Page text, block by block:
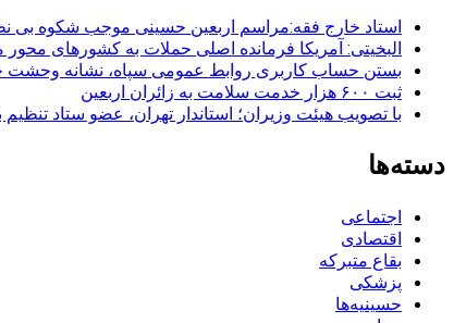
استاد خارج فقه:مراسم اربعین حسینی موجب شکوه بی
البخیتی: آمریکا فرمانده اصلی حملات به کشورهای
بستن حساب کاربری روابط عمومی سپاه، نشانه‌ وحشت
ثبت ۶۰۰ هزار خدمت سلامت به زائران اربعین
با تصویب هیئت وزیران؛ استاندار تهران، عضو ستاد
دسته‌ها
اجتماعی
اقتصادی
بقاع متبرکه
پزشکی
حسینیه‌ها